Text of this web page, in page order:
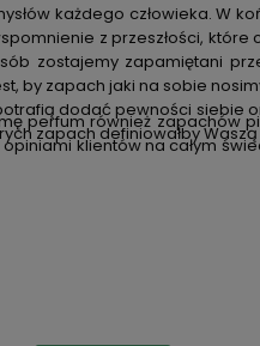
każdego człowieka. W
z przeszłości,
zostajemy zapamiętani
by zapach jaki na sobie
dodać pewności siebie
zapach definiowałby
perfum również zapachów
klientów na całym